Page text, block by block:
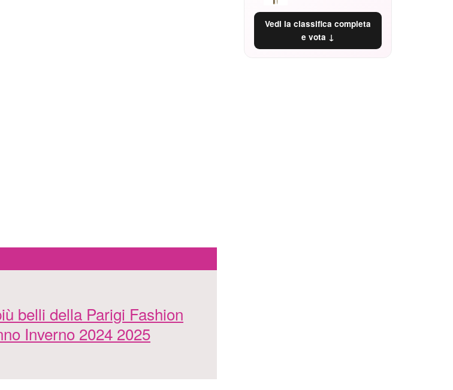
belli della Parigi Fashion
Inverno 2024 2025
Vedi la classifica completa
e vota ↓